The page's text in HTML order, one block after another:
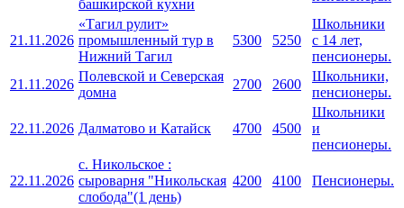
башкирской кухни
21.11.2026
«Тагил рулит»
промышленный тур в
Нижний Тагил
5300 5250
Школьники
с 14 лет,
пенсионеры.
21.11.2026
Полевской и Северская
домна
2700 2600
Школьники,
пенсионеры.
22.11.2026 Далматово и Катайск 4700 4500
Школьники
и
пенсионеры.
22.11.2026
с. Никольское :
сыроварня "Никольская
слобода"(1 день)
4200 4100 Пенсионеры.